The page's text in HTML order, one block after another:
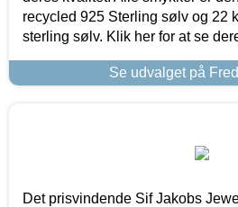
recycled 925 Sterling sølv og 22
sterling sølv. Klik her for at se
Se udvalget på
Det prisvindende Sif Jakobs